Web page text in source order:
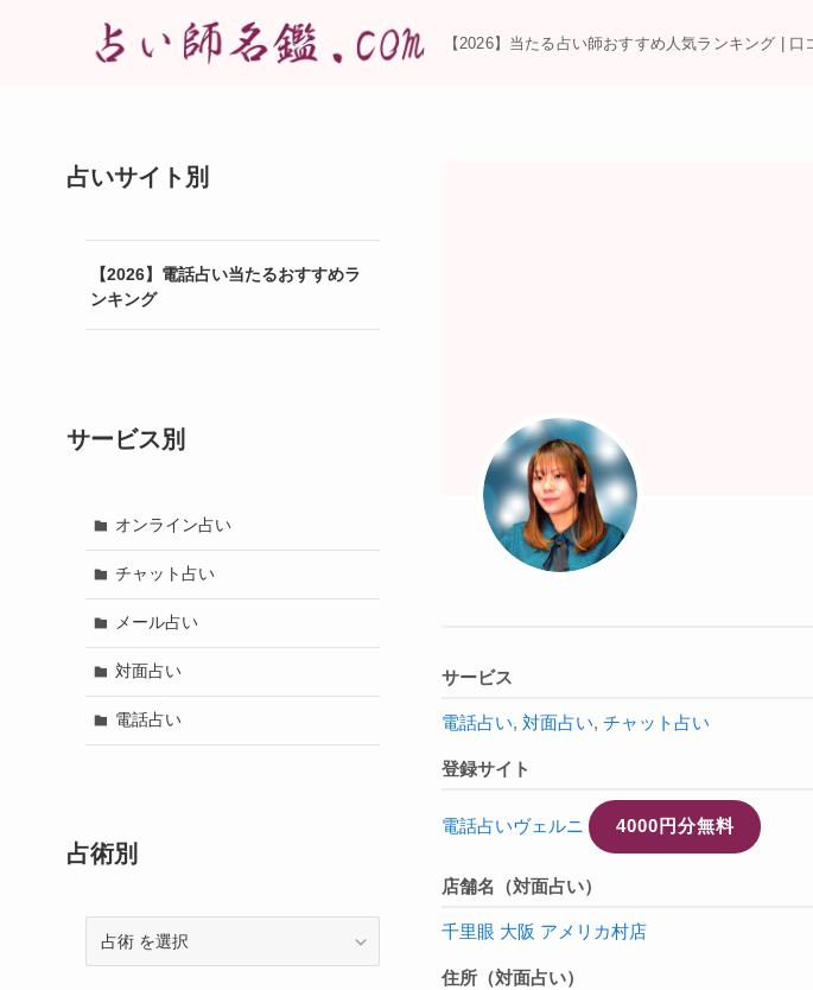
【2026】当たる占い師おすすめ人気ランキング | 口
サービス
電話占い, 対面占い, チャット占い
登録サイト
電話占いヴェルニ 4000円分無料
店舗名（対面占い）
千里眼 大阪 アメリカ村店
住所（対面占い）
占いサイト別
【2026】電話占い当たるおすすめラ
ンキング
サービス別
オンライン占い
チャット占い
メール占い
対面占い
電話占い
占術別
術